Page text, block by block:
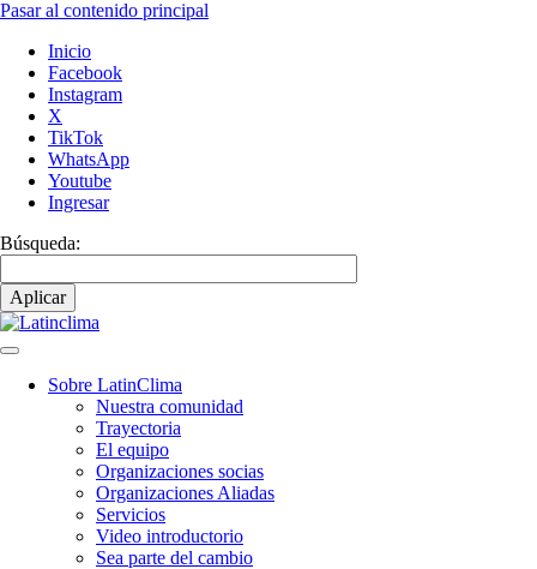
Pasar al contenido principal
Inicio
Facebook
Instagram
X
TikTok
WhatsApp
Youtube
Ingresar
Búsqueda:
Navegación
Sobre LatinClima
Nuestra comunidad
Trayectoria
El equipo
Organizaciones socias
Organizaciones Aliadas
Servicios
Video introductorio
Sea parte del cambio